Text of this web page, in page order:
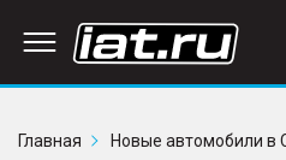
Главная
Новые автомобили в